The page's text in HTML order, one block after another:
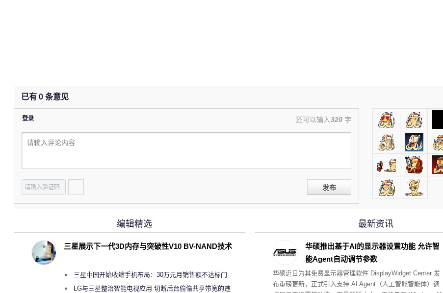
已有 0 条意见
登录 还可以输入320 字
发布
最新资讯
华硕推出基于AI的显示器设置功能 允许智
能Agent自动调节参数
华硕近日为其免费显示器管理软件 DisplayWidget Center 发
布重磅更新，正式引入支持 AI Agent（人工智能智能体）调
编辑精选
三星展示下一代3D内存与突破性V10 BV-NAND技术
三星中国开始收缩手机布局：30万元月销售额不达标门
店 将被逐步清退
LG与三星整治智能电视应用 切断后台偷偷共享带宽的违